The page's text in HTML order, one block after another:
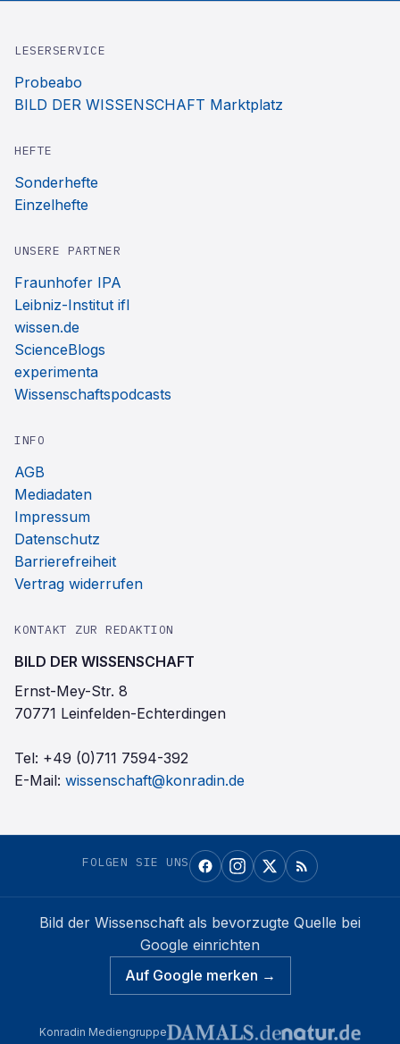
LESERSERVICE
Probeabo
BILD DER WISSENSCHAFT Marktplatz
HEFTE
Sonderhefte
Einzelhefte
UNSERE PARTNER
Fraunhofer IPA
Leibniz-Institut ifl
wissen.de
ScienceBlogs
experimenta
Wissenschaftspodcasts
INFO
AGB
Mediadaten
Impressum
Datenschutz
Barrierefreiheit
Vertrag widerrufen
KONTAKT ZUR REDAKTION
BILD DER WISSENSCHAFT
Ernst-Mey-Str. 8
70771 Leinfelden-Echterdingen
Tel: +49 (0)711 7594-392
E-Mail: wissenschaft@konradin.de
FOLGEN SIE UNS
Bild der Wissenschaft als bevorzugte Quelle bei
Google einrichten
Auf Google merken →
Konradin Mediengruppe